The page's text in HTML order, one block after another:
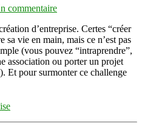
commentaire
Entreprendre
en
franchise
:
se
lancer
enseigne
d’entreprise. Certes “créer
sa vie en main, mais ce n’est pas
(vous pouvez “intraprendre”,
association ou porter un projet
Et pour surmonter ce challenge